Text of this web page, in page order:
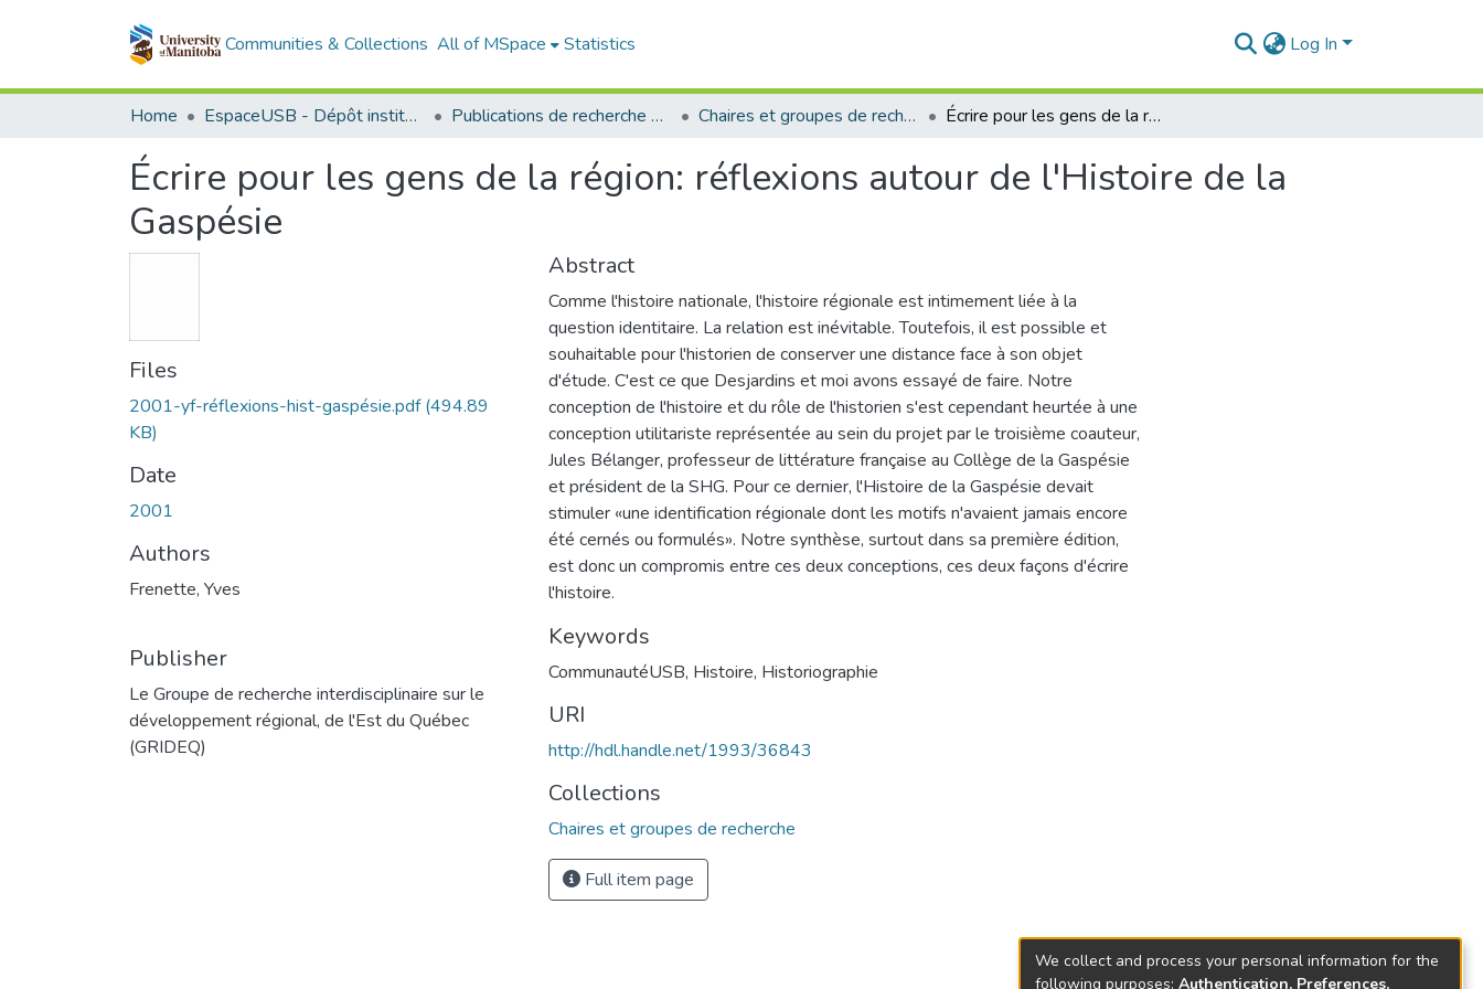
Communities & Collections All of MSpace Statistics Log In
Home EspaceUSB - Dépôt institutionnel de l'Université de Saint-Boniface Publications de recherche et autres travaux des professeurs et chercheurs Chaires et groupes de recherche Écrire pour les gens de la région: réflexions autour de l'Histoire de la Gaspésie
Écrire pour les gens de la région: réflexions autour de l'Histoire de la
Gaspésie
Files
2001-yf-réflexions-hist-gaspésie.pdf(494.89
KB)
Date
2001
Authors
Frenette, Yves
Publisher
Le Groupe de recherche interdisciplinaire sur le
développement régional, de l'Est du Québec
(GRIDEQ)
Abstract
Comme l'histoire nationale, l'histoire régionale est intimement liée à la
question identitaire. La relation est inévitable. Toutefois, il est possible et
souhaitable pour l'historien de conserver une distance face à son objet
d'étude. C'est ce que Desjardins et moi avons essayé de faire. Notre
conception de l'histoire et du rôle de l'historien s'est cependant heurtée à une
conception utilitariste représentée au sein du projet par le troisième coauteur,
Jules Bélanger, professeur de littérature française au Collège de la Gaspésie
et président de la SHG. Pour ce dernier, l'Histoire de la Gaspésie devait
stimuler «une identification régionale dont les motifs n'avaient jamais encore
été cernés ou formulés». Notre synthèse, surtout dans sa première édition,
est donc un compromis entre ces deux conceptions, ces deux façons d'écrire
l'histoire.
Keywords
CommunautéUSB, Histoire, Historiographie
URI
http://hdl.handle.net/1993/36843
Collections
Chaires et groupes de recherche
Full item page
We collect and process your personal information for the
following purposes: Authentication, Preferences,